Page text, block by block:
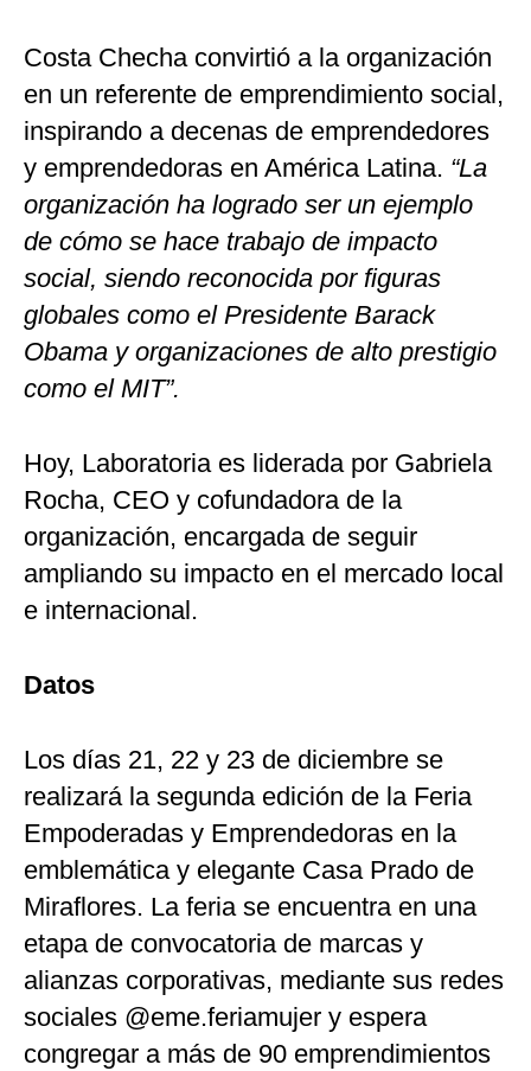
Costa Checha convirtió a la organización
en un referente de emprendimiento social,
inspirando a decenas de emprendedores
y emprendedoras en América Latina. “La
organización ha logrado ser un ejemplo
de cómo se hace trabajo de impacto
social, siendo reconocida por figuras
globales como el Presidente Barack
Obama y organizaciones de alto prestigio
como el MIT”.
Hoy, Laboratoria es liderada por Gabriela
Rocha, CEO y cofundadora de la
organización, encargada de seguir
ampliando su impacto en el mercado local
e internacional.
Datos
Los días 21, 22 y 23 de diciembre se
realizará la segunda edición de la Feria
Empoderadas y Emprendedoras en la
emblemática y elegante Casa Prado de
Miraflores. La feria se encuentra en una
etapa de convocatoria de marcas y
alianzas corporativas, mediante sus redes
sociales @eme.feriamujer y espera
congregar a más de 90 emprendimientos